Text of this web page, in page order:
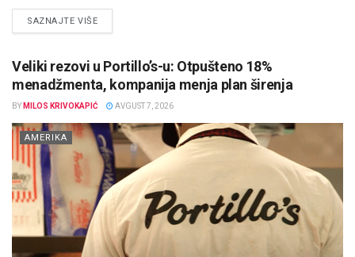
SAZNAJTE VIŠEDETAILS
Veliki rezovi u Portillo’s-u: Otpušteno 18%
menadžmenta, kompanija menja plan širenja
BY MILOS KRIVOKAPIĆ AVGUST 7, 2026
AMERIKA